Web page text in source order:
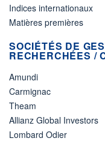
Indices internationaux
Matières premières
SOCIÉTÉS DE
RECHERCHÉES /
Amundi
Carmignac
Theam
Allianz Global Investors
Lombard Odier